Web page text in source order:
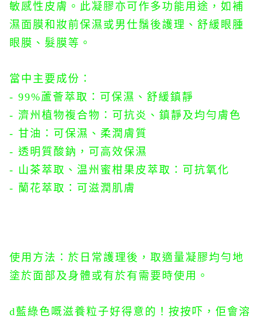
敏感性皮膚。此凝膠亦可作多功能用途，如補
濕面膜和 妝前保濕或男仕鬚後護理、舒緩眼腫
眼膜、髮膜等。
當中主要成份：
- 99%蘆薈萃取：可保濕、舒緩鎮靜
- 濟州植物複合物：可抗炎、鎮靜及均勻膚色
- 甘油：可保濕、柔潤膚質
- 透明質酸鈉，可高效保濕
- 山茶萃取、温 州蜜柑果皮萃取：可抗氧化
- 蘭花萃取：可滋潤肌膚
使用方法：於日常護理後，取適量凝膠均勻地
塗於面部及身體或有於有需要時使用。
d藍綠色嘅滋養粒子好得意的！按按吓，佢會溶